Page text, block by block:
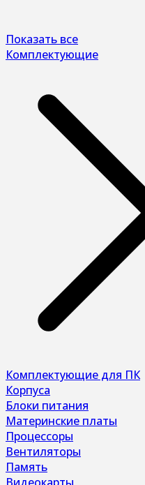
Показать все
Комплектующие
Комплектующие для ПК
Корпуса
Блоки питания
Материнские платы
Процессоры
Вентиляторы
Память